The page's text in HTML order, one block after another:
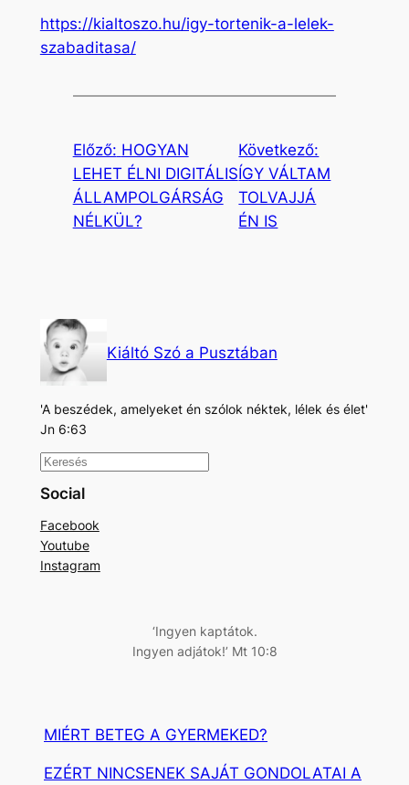
https://kialtoszo.hu/igy-tortenik-a-lelek-
szabaditasa/
Előző: HOGYAN
LEHET ÉLNI DIGITÁLIS
ÁLLAMPOLGÁRSÁG
NÉLKÜL?
Következő:
ÍGY VÁLTAM
TOLVAJJÁ
ÉN IS
Kiáltó Szó a Pusztában
'A beszédek, amelyeket én szólok néktek, lélek és élet'
Jn 6:63
K
e
e
s
Social
Facebook
Youtube
Instagram
‘Ingyen kaptátok.
Ingyen adjátok!’ Mt 10:8
MIÉRT BETEG A GYERMEKED?
EZÉRT NINCSENEK SAJÁT GONDOLATAI A